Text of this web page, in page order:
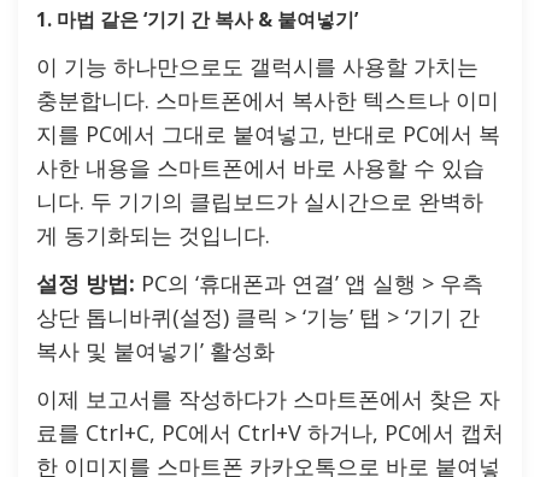
1. 마법 같은 ‘기기 간 복사 & 붙여넣기’
이 기능 하나만으로도 갤럭시를 사용할 가치는
충분합니다. 스마트폰에서 복사한 텍스트나 이미
지를 PC에서 그대로 붙여넣고, 반대로 PC에서 복
사한 내용을 스마트폰에서 바로 사용할 수 있습
니다. 두 기기의 클립보드가 실시간으로 완벽하
게 동기화되는 것입니다.
설정 방법: PC의 ‘휴대폰과 연결’ 앱 실행 > 우측
상단 톱니바퀴(설정) 클릭 > ‘기능’ 탭 > ‘기기 간
복사 및 붙여넣기’ 활성화
이제 보고서를 작성하다가 스마트폰에서 찾은 자
료를 Ctrl+C, PC에서 Ctrl+V 하거나, PC에서 캡처
한 이미지를 스마트폰 카카오톡으로 바로 붙여넣